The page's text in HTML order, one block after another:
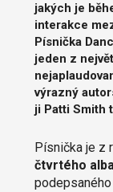
jakých je
interakce
Písnička
jeden z
výrazný
ji Patti Smith
Písnička je z
čtvrtého